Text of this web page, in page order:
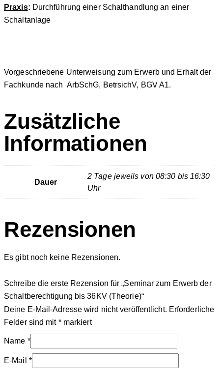
Praxis: Durchführung einer Schalthandlung an einer
Schaltanlage
Vorgeschriebene Unterweisung zum Erwerb und Erhalt der
Fachkunde nach ArbSchG, BetrsichV, BGV A1.
Zusätzliche
Informationen
Dauer
2 Tage jeweils von 08:30 bis 16:30
Uhr
Rezensionen
Es gibt noch keine Rezensionen.
Schreibe die erste Rezension für „Seminar zum Erwerb der
Schaltberechtigung bis 36KV (Theorie)“
Deine E-Mail-Adresse wird nicht veröffentlicht. Erforderliche
Felder sind mit *markiert
Name *
E-Mail *